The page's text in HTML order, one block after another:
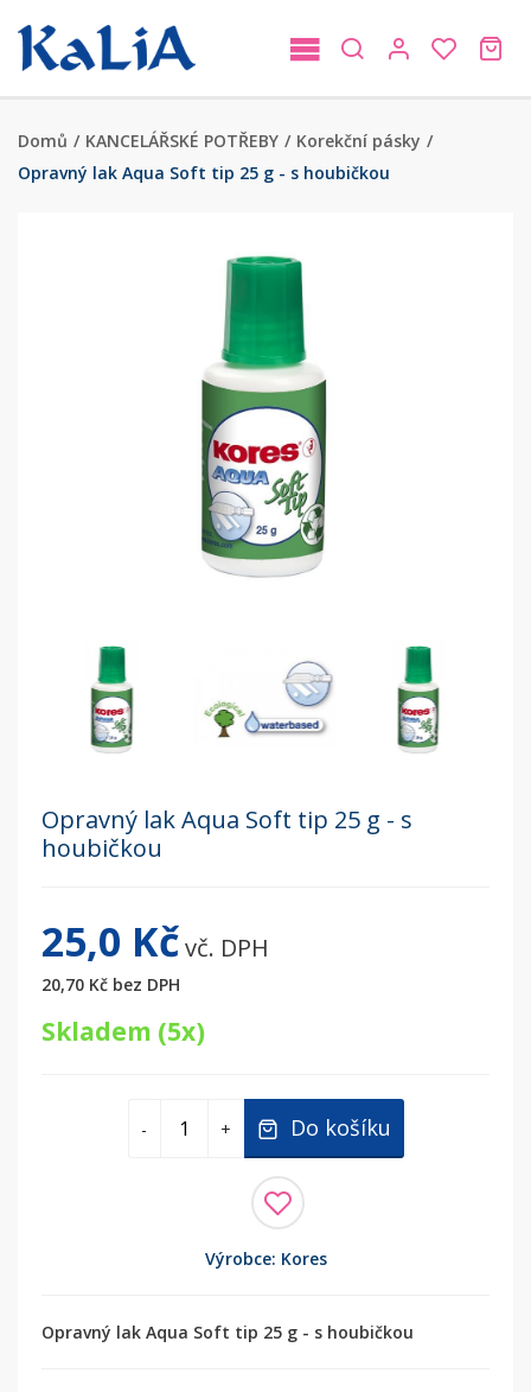
Domů / KANCELÁŘSKÉ POTŘEBY / Korekční pásky /
Opravný lak Aqua Soft tip 25 g - s houbičkou
Opravný lak Aqua Soft tip 25 g - s
houbičkou
25,0 Kčvč. DPH
20,70 Kč bez DPH
Skladem (5x)
- + Do košíku
Výrobce: Kores
Opravný lak Aqua Soft tip 25 g - s houbičkou